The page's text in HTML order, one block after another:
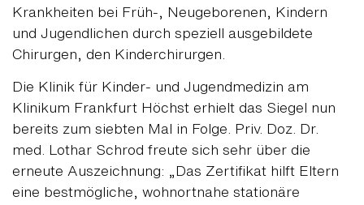
Krankheiten bei Früh-, Neugeborenen, Kindern
und Jugendlichen durch speziell ausgebildete
Chirurgen, den Kinderchirurgen.
Die Klinik für Kinder- und Jugendmedizin am
Klinikum Frankfurt Höchst erhielt das Siegel nun
bereits zum siebten Mal in Folge. Priv. Doz. Dr.
med. Lothar Schrod freute sich sehr über die
erneute Auszeichnung: „Das Zertifikat hilft Eltern
eine bestmögliche, wohnortnahe stationäre